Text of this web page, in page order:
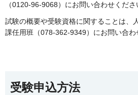
（0120-96-9068）にお問い合わせくださ
試験の概要や受験資格に関することは、
課任用班（078-362-9349）にお問い合わ
受験申込方法